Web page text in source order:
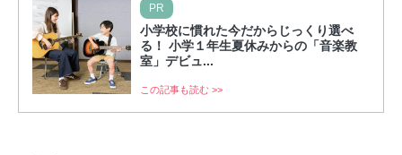
PR
小学校に慣れた今だからじっくり選べ
る！ 小学１年生夏休みからの「音楽教
室」デビュ...
この記事も読む >>